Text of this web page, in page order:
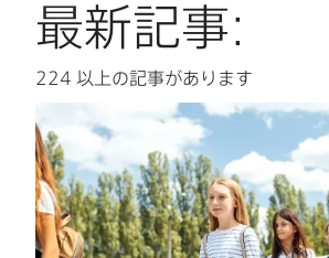
最新記事:
224 以上の​記事が​あります